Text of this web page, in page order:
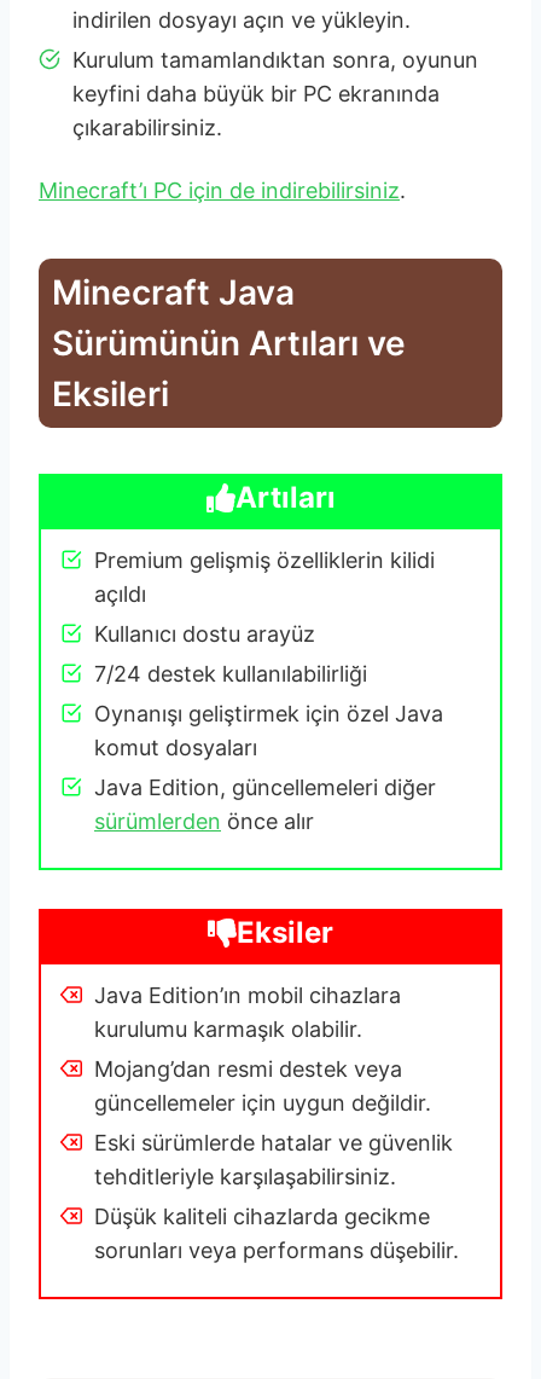
indirilen dosyayı açın ve yükleyin.
Kurulum tamamlandıktan sonra, oyunun
keyfini daha büyük bir PC ekranında
çıkarabilirsiniz.
Minecraft’ı PC için de indirebilirsiniz.
Minecraft Java
Sürümünün Artıları ve
Eksileri
Artıları
Premium gelişmiş özelliklerin kilidi
açıldı
Kullanıcı dostu arayüz
7/24 destek kullanılabilirliği
Oynanışı geliştirmek için özel Java
komut dosyaları
Java Edition, güncellemeleri diğer
sürümlerden önce alır
Eksiler
Java Edition’ın mobil cihazlara
kurulumu karmaşık olabilir.
Mojang’dan resmi destek veya
güncellemeler için uygun değildir.
Eski sürümlerde hatalar ve güvenlik
tehditleriyle karşılaşabilirsiniz.
Düşük kaliteli cihazlarda gecikme
sorunları veya performans düşebilir.